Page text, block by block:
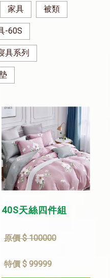
家具 被類
-60S
具系列
40S天絲四件組
原價 $ 100000
特價 $ 99999